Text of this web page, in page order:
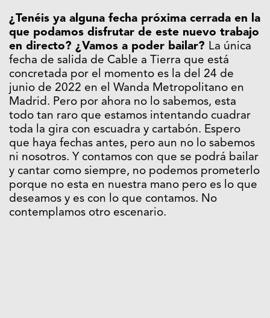
¿Tenéis ya alguna fecha próxima cerrada en la
que podamos disfrutar de este nuevo trabajo
en directo? ¿Vamos a poder bailar? La única
fecha de salida de Cable a Tierra que está
concretada por el momento es la del 24 de
junio de 2022 en el Wanda Metropolitano en
Madrid. Pero por ahora no lo sabemos, esta
todo tan raro que estamos intentando cuadrar
toda la gira con escuadra y cartabón. Espero
que haya fechas antes, pero aun no lo sabemos
ni nosotros. Y contamos con que se podrá bailar
y cantar como siempre, no podemos prometerlo
porque no esta en nuestra mano pero es lo que
deseamos y es con lo que contamos. No
contemplamos otro escenario.